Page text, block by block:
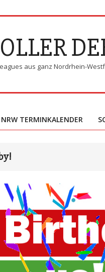
aus ganz Nordrhein-
NRW TERMINKALENDER